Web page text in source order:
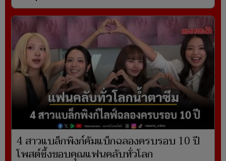
4 สาวแบล็กพิงก์คัมแบ็กฉลองครบรอบ 10 ปี
โพสต์ซึ้งขอบคุณแฟนคลับทั่วโลก